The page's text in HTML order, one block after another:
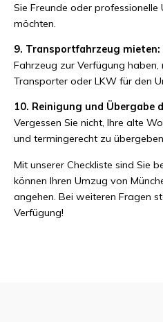
Sie Freunde oder
möchten.
9. Transportfahrzeug mieten:
Fahrzeug zur Verfügung haben,
Transporter oder LKW für den
10. Reinigung und Übergabe
Vergessen Sie nicht, Ihre alte
und termingerecht zu
Mit unserer Checkliste sind Sie
können Ihren Umzug von
angehen. Bei weiteren Fragen
Verfügung!